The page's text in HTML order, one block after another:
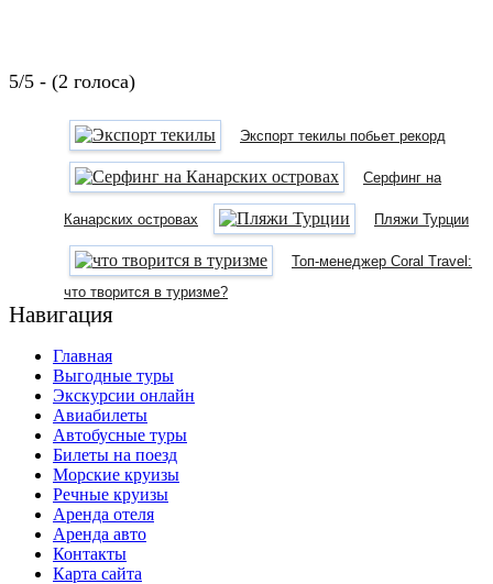
5/5 - (2 голоса)
Экспорт текилы побьет рекорд
Cерфинг на
Канарских островах Пляжи Турции
Топ-менеджер Coral Travel:
что творится в туризме?
Навигация
Главная
Выгодные туры
Экскурсии онлайн
Авиабилеты
Автобусные туры
Билеты на поезд
Морские круизы
Речные круизы
Аренда отеля
Аренда авто
Контакты
Карта сайта